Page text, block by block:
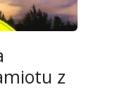
z